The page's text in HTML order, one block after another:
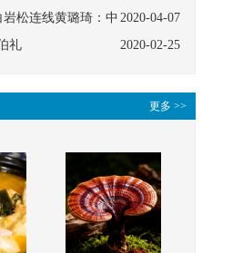
2020-04-07
岩松连线黄璐琦：中
果
2020-02-25
礼
更多 >>